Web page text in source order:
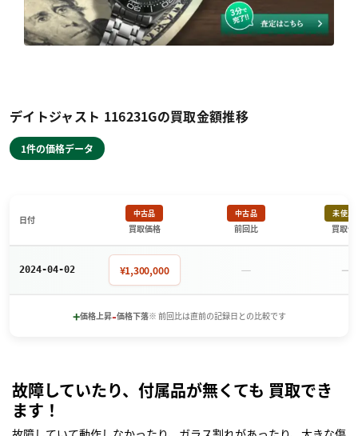
デイトジャスト 116231Gの買取金額推移
1件の価格データ
日付
中古品
買取価格
中古品
前回比
未使用
買取価
2024-04-02 ¥1,300,000 － －
+価格上昇-価格下落※ 前回比は直前の記録日との比較です
故障していたり、付属品が無くても 買取でき
ます！